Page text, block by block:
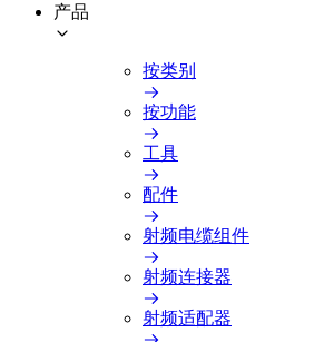
产品
按类别
按功能
工具
配件
射频电缆组件
射频连接器
射频适配器